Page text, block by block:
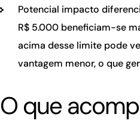
Potencial impacto
R$ 5.000 beneficiam-se
acima desse limite pode
vantagem menor, o que
O que